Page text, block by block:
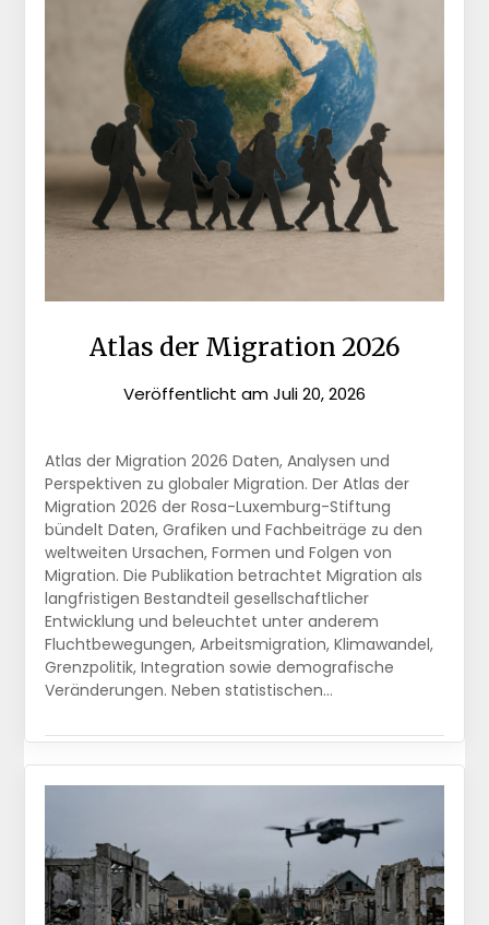
Atlas der Migration 2026
Veröffentlicht amJuli 20, 2026
Atlas der Migration 2026 Daten, Analysen und
Perspektiven zu globaler Migration. Der Atlas der
Migration 2026 der Rosa-Luxemburg-Stiftung
bündelt Daten, Grafiken und Fachbeiträge zu den
weltweiten Ursachen, Formen und Folgen von
Migration. Die Publikation betrachtet Migration als
langfristigen Bestandteil gesellschaftlicher
Entwicklung und beleuchtet unter anderem
Fluchtbewegungen, Arbeitsmigration, Klimawandel,
Grenzpolitik, Integration sowie demografische
Veränderungen. Neben statistischen…